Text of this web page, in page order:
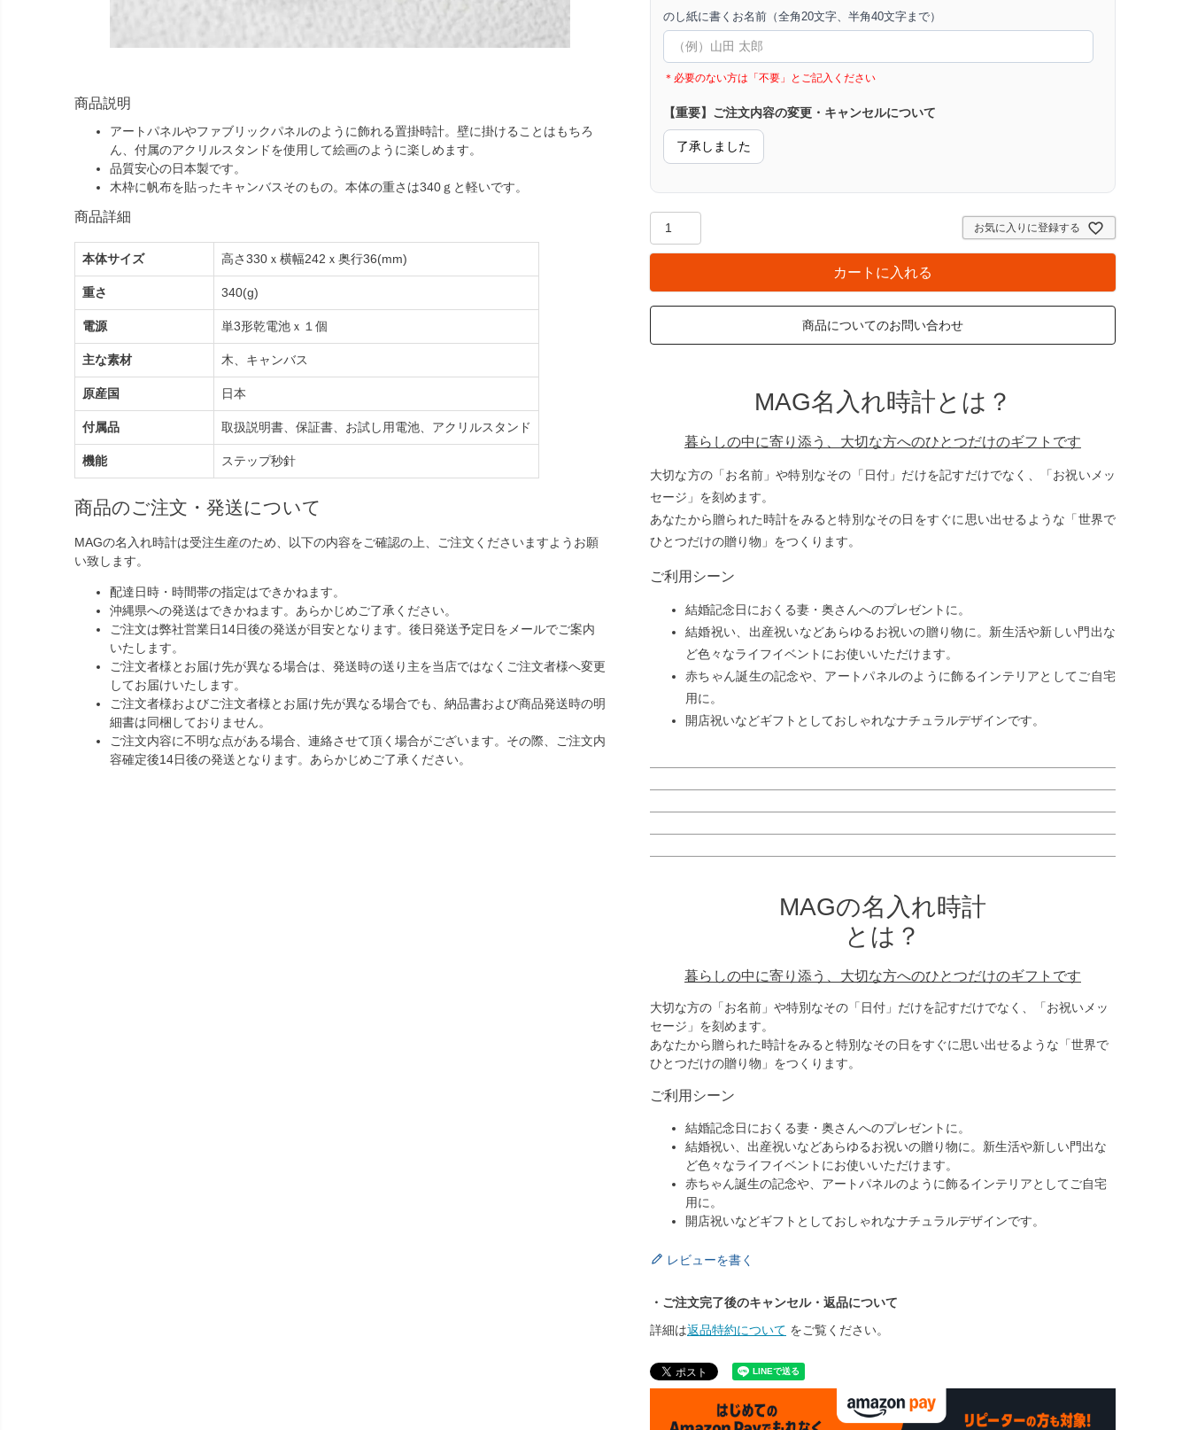
商品説明
アートパネルやファブリックパネルのように飾れる置掛時計。壁に掛けることはもちろ
ん、付属のアクリルスタンドを使用して絵画のように楽しめます。
品質安心の日本製です。
木枠に帆布を貼ったキャンバスそのもの。本体の重さは340ｇと軽いです。
商品詳細
本体サイズ 高さ330ｘ横幅242ｘ奥行36(mm)
重さ 340(g)
電源 単3形乾電池ｘ１個
主な素材 木、キャンバス
原産国 日本
付属品 取扱説明書、保証書、お試し用電池、アクリルスタンド
機能 ステップ秒針
商品のご注文・発送について
MAGの名入れ時計は受注生産のため、以下の内容をご確認の上、ご注文くださいますようお願
い致します。
配達日時・時間帯の指定はできかねます。
沖縄県への発送はできかねます。あらかじめご了承ください。
ご注文は弊社営業日14日後の発送が目安となります。後日発送予定日をメールでご案内
いたします。
ご注文者様とお届け先が異なる場合は、発送時の送り主を当店ではなくご注文者様へ変更
してお届けいたします。
ご注文者様およびご注文者様とお届け先が異なる場合でも、納品書および商品発送時の明
細書は同梱しておりません。
ご注文内容に不明な点がある場合、連絡させて頂く場合がございます。その際、ご注文内
容確定後14日後の発送となります。あらかじめご了承ください。
のし紙に書くお名前（全角20文字、半角40文字まで）
＊必要のない方は「不要」とご記入ください
【重要】ご注文内容の変更・キャンセルについて
了承しました
お気に入りに登録する
カートに入れる
商品についてのお問い合わせ
MAG名入れ時計とは？
暮らしの中に寄り添う、大切な方へのひとつだけのギフトです
大切な方の「お名前」や特別なその「日付」だけを記すだけでなく、「お祝いメッ
セージ」を刻めます。
あなたから贈られた時計をみると特別なその日をすぐに思い出せるような「世界で
ひとつだけの贈り物」をつくります。
ご利用シーン
結婚記念日におくる妻・奥さんへのプレゼントに。
結婚祝い、出産祝いなどあらゆるお祝いの贈り物に。新生活や新しい門出な
ど色々なライフイベントにお使いいただけます。
赤ちゃん誕生の記念や、アートパネルのように飾るインテリアとしてご自宅
用に。
開店祝いなどギフトとしておしゃれなナチュラルデザインです。
MAGの名入れ時計
とは？
暮らしの中に寄り添う、大切な方へのひとつだけのギフトです
大切な方の「お名前」や特別なその「日付」だけを記すだけでなく、「お祝いメッ
セージ」を刻めます。
あなたから贈られた時計をみると特別なその日をすぐに思い出せるような「世界で
ひとつだけの贈り物」をつくります。
ご利用シーン
結婚記念日におくる妻・奥さんへのプレゼントに。
結婚祝い、出産祝いなどあらゆるお祝いの贈り物に。新生活や新しい門出な
ど色々なライフイベントにお使いいただけます。
赤ちゃん誕生の記念や、アートパネルのように飾るインテリアとしてご自宅
用に。
開店祝いなどギフトとしておしゃれなナチュラルデザインです。
レビューを書く
・ご注文完了後のキャンセル・返品について
詳細は返品特約について をご覧ください。